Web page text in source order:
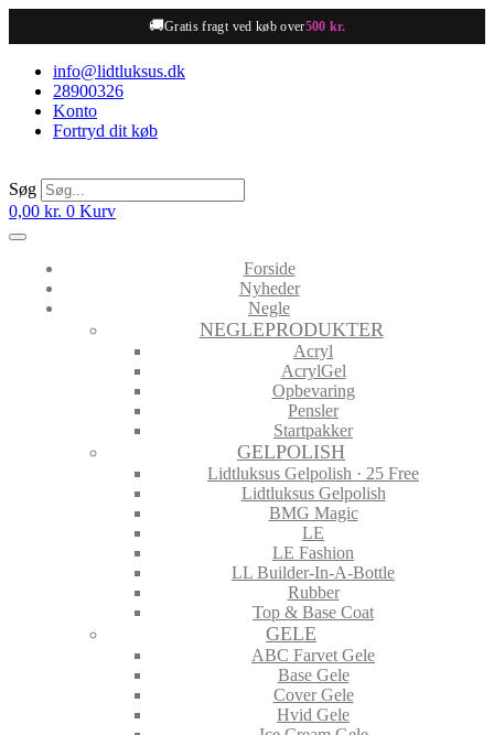
🚚Gratis fragt ved køb over500 kr.
info@lidtluksus.dk
28900326
Konto
Fortryd dit køb
Søg
0,00 kr. 0 Kurv
Forside
Nyheder
Negle
NEGLEPRODUKTER
Acryl
AcrylGel
Opbevaring
Pensler
Startpakker
GELPOLISH
Lidtluksus Gelpolish · 25 Free
Lidtluksus Gelpolish
BMG Magic
LE
LE Fashion
LL Builder-In-A-Bottle
Rubber
Top & Base Coat
GELE
ABC Farvet Gele
Base Gele
Cover Gele
Hvid Gele